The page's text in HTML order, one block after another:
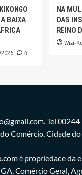
BAIXA
2026 0
NA
DAS
REINO
Wizi-
Tel 00244
Comércio, Cidade do
é propriedade da
Comércio Geral,